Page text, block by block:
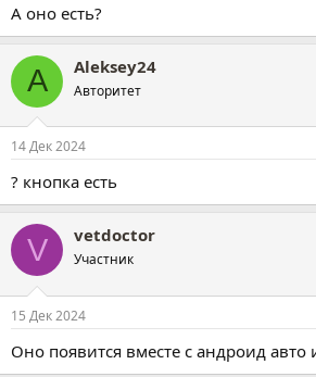
А оно есть?
A Aleksey24
Авторитет
14 Дек 2024
? кнопка есть
V vetdoctor
Участник
15 Дек 2024
Оно появится вместе с андроид авто